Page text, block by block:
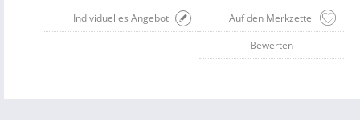
Auf den Merkzettel
Individuelles Angebot
Bewerten